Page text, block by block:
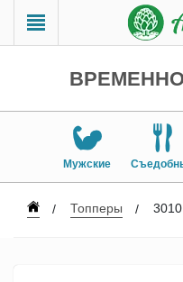
Мужские
Топперы